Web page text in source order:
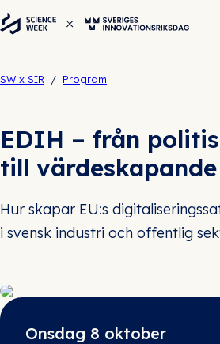
SW x SIR / Program
EDIH – från
till
Hur skapar EU:s
i svensk industri och offentlig
Onsdag 8 oktober